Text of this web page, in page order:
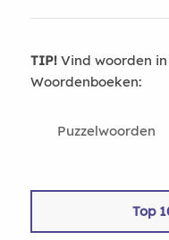
TIP!Vind woorden in
Woordenboeken:
Puzzelwoorden
Top